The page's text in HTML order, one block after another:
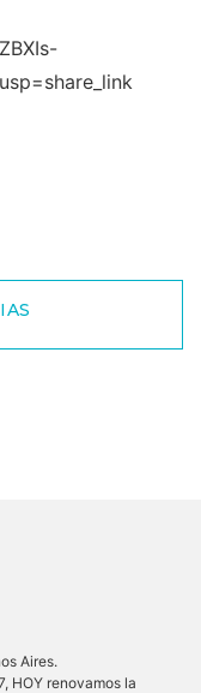
Aires.
HOY renovamos la